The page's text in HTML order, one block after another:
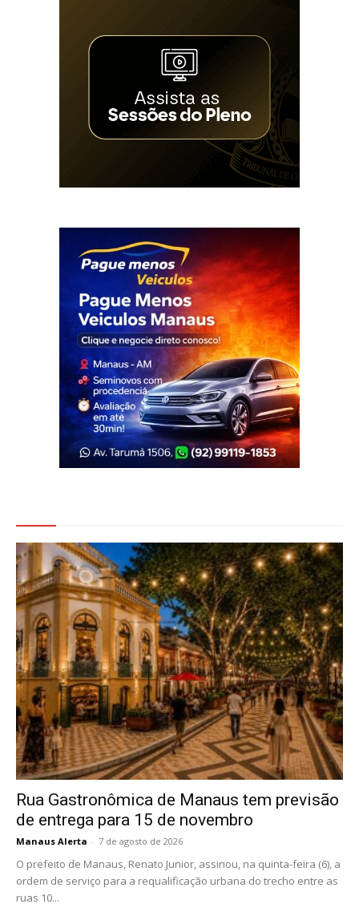
Rua Gastronômica de Manaus tem previsão
de entrega para 15 de novembro
Manaus Alerta - 7 de agosto de 2026
O prefeito de Manaus, Renato Junior, assinou, na quinta-feira (6), a
ordem de serviço para a requalificação urbana do trecho entre as
ruas 10...